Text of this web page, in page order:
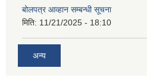
बोलपत्र आव्हान सम्बन्धी सूचना
मिति: 11/21/2025 - 18:10
अन्य